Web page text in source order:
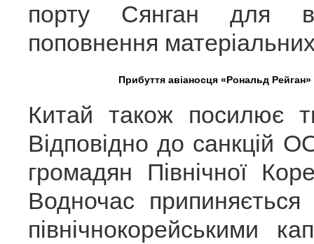
порту Сянган для
поповнення
Прибуття авіаносця «Рональд Рейган»
Китай також посилює
Відповідно до санкцій
громадян Північної
Водночас припиняється
північнокорейськими